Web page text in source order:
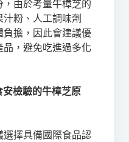
由於考量牛樟芝的
粉、人工調味劑
擔，因此會建議優
，避免吃進過多化
安檢驗的牛樟芝原
擇具備國際食品認